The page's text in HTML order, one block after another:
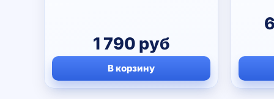
1 790 руб
В корзину